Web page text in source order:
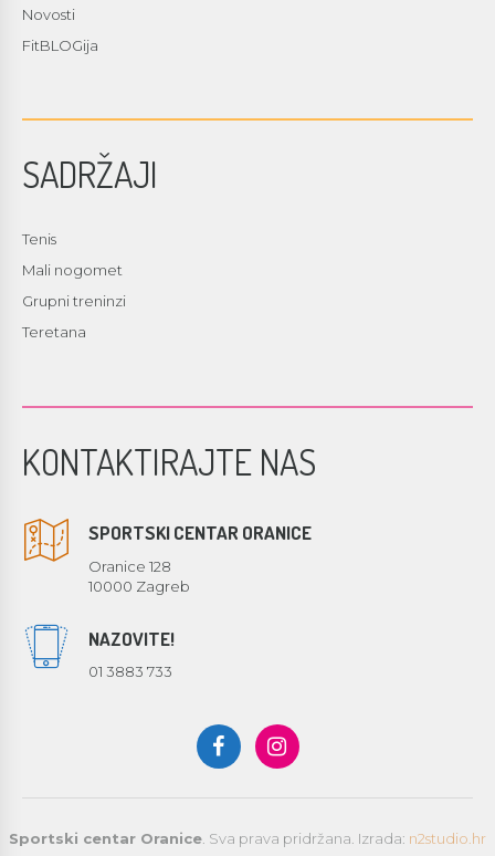
Novosti
FitBLOGija
SADRŽAJI
Tenis
Mali nogomet
Grupni treninzi
Teretana
KONTAKTIRAJTE NAS
SPORTSKI CENTAR ORANICE
Oranice 128
10000 Zagreb
NAZOVITE!
01 3883 733
Sportski centar Oranice. Sva prava pridržana. Izrada: n2studio.hr